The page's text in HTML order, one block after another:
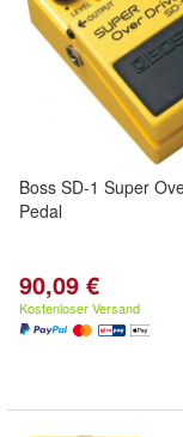
Boss SD-1 Super
Pedal
90,09 €
Kostenloser Versand